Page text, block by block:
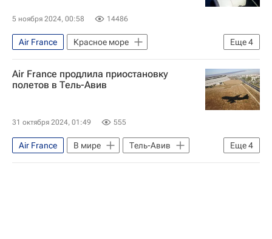
5 ноября 2024, 00:58 14486
Еще4
Air France
Красное море
Найроби (город)
Судан
Ансар Алла
В мире
Air France продлила приостановку
полетов в Тель-Авив
31 октября 2024, 01:49 555
Еще4
Air France В мире
Тель-Авив
Ливан
Израиль
Хезболла